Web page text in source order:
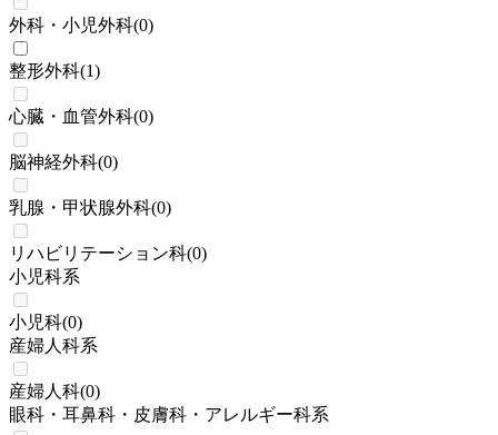
外科・小児外科(0)
整形外科(1)
心臓・血管外科(0)
脳神経外科(0)
乳腺・甲状腺外科(0)
リハビリテーション科(0)
小児科系
小児科(0)
産婦人科系
産婦人科(0)
眼科・耳鼻科・皮膚科・アレルギー科系